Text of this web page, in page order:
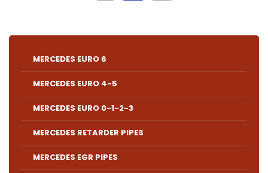
MERCEDES EURO 6
MERCEDES EURO 4-5
MERCEDES EURO 0-1-2-3
MERCEDES RETARDER PIPES
MERCEDES EGR PIPES